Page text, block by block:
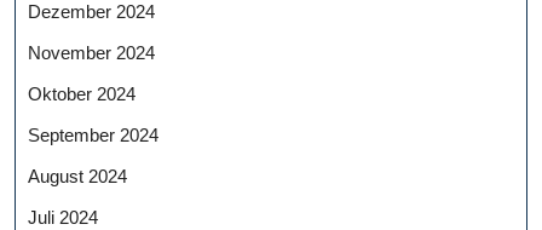
Dezember 2024
November 2024
Oktober 2024
September 2024
August 2024
Juli 2024